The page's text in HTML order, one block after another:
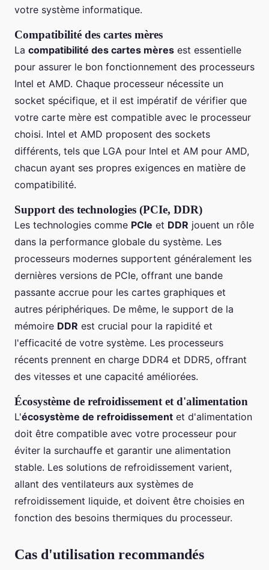
votre système informatique.
Compatibilité des cartes mères
La compatibilité des cartes mères est essentielle
pour assurer le bon fonctionnement des processeurs
Intel et AMD. Chaque processeur nécessite un
socket spécifique, et il est impératif de vérifier que
votre carte mère est compatible avec le processeur
choisi. Intel et AMD proposent des sockets
différents, tels que LGA pour Intel et AM pour AMD,
chacun ayant ses propres exigences en matière de
compatibilité.
Support des technologies (PCIe, DDR)
Les technologies comme PCIe et DDR jouent un rôle
dans la performance globale du système. Les
processeurs modernes supportent généralement les
dernières versions de PCIe, offrant une bande
passante accrue pour les cartes graphiques et
autres périphériques. De même, le support de la
mémoire DDR est crucial pour la rapidité et
l'efficacité de votre système. Les processeurs
récents prennent en charge DDR4 et DDR5, offrant
des vitesses et une capacité améliorées.
Écosystème de refroidissement et d'alimentation
L'écosystème de refroidissement et d'alimentation
doit être compatible avec votre processeur pour
éviter la surchauffe et garantir une alimentation
stable. Les solutions de refroidissement varient,
allant des ventilateurs aux systèmes de
refroidissement liquide, et doivent être choisies en
fonction des besoins thermiques du processeur.
Cas d'utilisation recommandés